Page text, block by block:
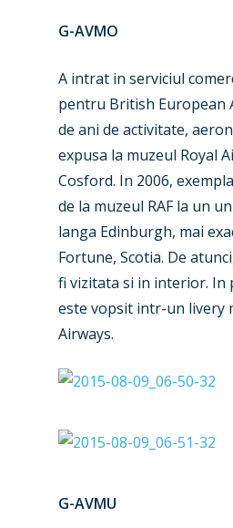
G-AVMO
A intrat in serviciul
pentru British European
de ani de activitate,
expusa la muzeul Royal
Cosford. In 2006,
de la muzeul RAF la un
langa Edinburgh, mai
Fortune, Scotia. De
fi vizitata si in interior. In
este vopsit intr-un livery
Airways.
G-AVMU